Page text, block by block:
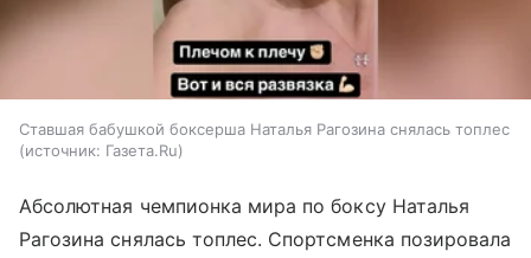
Ставшая бабушкой боксерша Наталья Рагозина снялась топлес
источник: Газета.Ru
Абсолютная чемпионка мира по боксу Наталья
Рагозина снялась топлес. Спортсменка позировала